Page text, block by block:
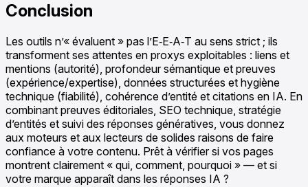
Conclusion
Les outils n’« évaluent » pas l’E‑E‑A‑T au sens strict ; ils
transforment ses attentes en proxys exploitables : liens et
mentions (autorité), profondeur sémantique et preuves
(expérience/expertise), données structurées et hygiène
technique (fiabilité), cohérence d’entité et citations en IA. En
combinant preuves éditoriales, SEO technique, stratégie
d’entités et suivi des réponses génératives, vous donnez
aux moteurs et aux lecteurs de solides raisons de faire
confiance à votre contenu. Prêt à vérifier si vos pages
montrent clairement « qui, comment, pourquoi » — et si
votre marque apparaît dans les réponses IA ?